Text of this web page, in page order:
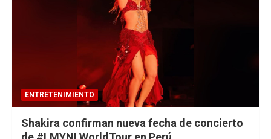
ENTRETENIMIENTO
Shakira confirman nueva fecha de concierto